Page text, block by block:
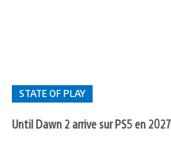
STATE OF PLAY
Until Dawn 2 arrive sur PS5 en 2027